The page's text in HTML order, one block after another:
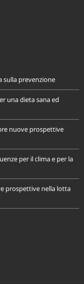
sulla prevenzione
una dieta sana ed
nuove prospettive
per il clima e per la
prospettive nella lotta